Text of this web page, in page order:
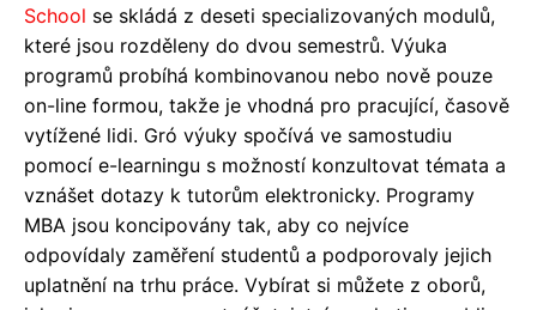
School se skládá z deseti specializovaných modulů,
které jsou rozděleny do dvou semestrů. Výuka
programů probíhá kombinovanou nebo nově pouze
on-line formou, takže je vhodná pro pracující, časově
vytížené lidi. Gró výuky spočívá ve samostudiu
pomocí e-learningu s možností konzultovat témata a
vznášet dotazy k tutorům elektronicky. Programy
MBA jsou koncipovány tak, aby co nejvíce
odpovídaly zaměření studentů a podporovaly jejich
uplatnění na trhu práce. Vybírat si můžete z oborů,